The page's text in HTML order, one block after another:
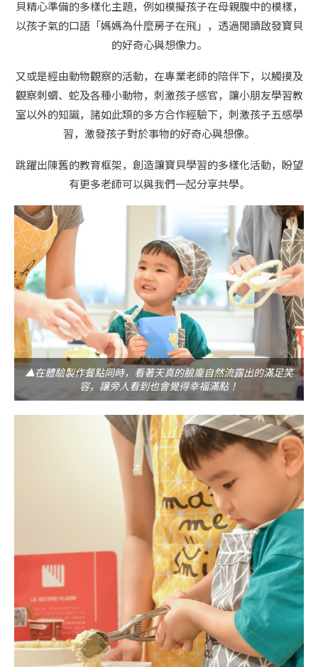
貝精心準備的多樣化主題，例如模擬孩子在母親腹中的模樣，
以孩子氣的口語「媽媽為什麼房子在飛」，透過閱讀啟發寶貝
的好奇心與想像力。
又或是經由動物觀察的活動，在專業老師的陪伴下，以觸摸及
觀察刺蝟、蛇及各種小動物，刺激孩子感官，讓小朋友學習教
室以外的知識，諸如此類的多方合作經驗下，刺激孩子五感學
習，激發孩子對於事物的好奇心與想像。
跳躍出陳舊的教育框架，創造讓寶貝學習的多樣化活動，盼望
有更多老師可以與我們一起分享共學。
▲在體驗製作餐點同時，看著天真的臉龐自然流露出的滿足笑
容，讓旁人看到也會覺得幸福滿點！